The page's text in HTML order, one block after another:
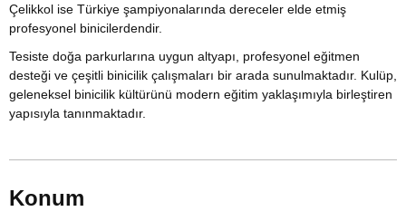
Çelikkol ise Türkiye şampiyonalarında dereceler elde etmiş
profesyonel binicilerdendir.
Tesiste doğa parkurlarına uygun altyapı, profesyonel eğitmen
desteği ve çeşitli binicilik çalışmaları bir arada sunulmaktadır. Kulüp,
geleneksel binicilik kültürünü modern eğitim yaklaşımıyla birleştiren
yapısıyla tanınmaktadır.
Konum